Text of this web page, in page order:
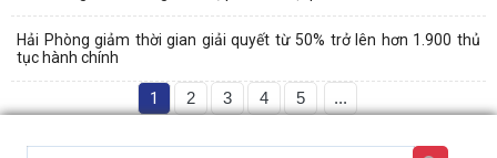
Hải Phòng giảm thời gian giải quyết từ 50% trở lên hơn 1.900 thủ
tục hành chính
1 2 3 4 5 ...